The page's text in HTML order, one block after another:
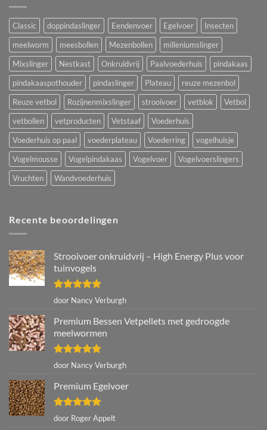
Classic doppindaslinger Eendenvoer Egelvoer
Insecten
meelworm
meesbollen Mezenbollen
milleniumslinger
Mixslinger
Nestkast Onkruidvrij Paalvoederhuis
pindakaas
pindakaaspothouder
pindaslinger Plateau
reuze mezenbol
Reuze vetbol
Rozijnenmixslinger strooivoer vetblok
Vetbol
vetbollen
vetproducten Vetstaaf
Voederhuis
Voederhuis op paal
voederplateau Voederring
vogelhuisje
Vogelmousse
Vogelpindakaas Vogelvoer
Vogelvoerslingers
Vruchten
Wandvoederhuis
Recente beoordelingen
Strooivoer onkruidvrij – High Energy Plus voor
tuinvogels
Gewaardeerd
door Nancy Verburgh
Premium Bessen Vetpellets met gedroogde
meelwormen
Gewaardeerd
door Nancy Verburgh
Premium Egelvoer
Gewaardeerd
uit 5
door Roger Appelt